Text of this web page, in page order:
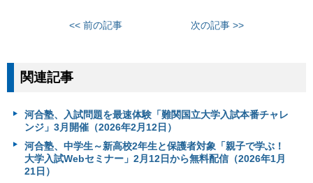
<< 前の記事 次の記事 >>
関連記事
河合塾、入試問題を最速体験「難関国立大学入試本番チャレ
ンジ」3月開催（2026年2月12日）
河合塾、中学生～新高校2年生と保護者対象「親子で学ぶ！
大学入試Webセミナー」2月12日から無料配信（2026年1月
21日）